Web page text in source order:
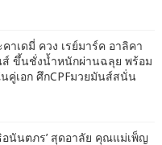
าเดมี่ ควง เรย์มาร์ค อาลิคา
ขึ้นชั่งน้ำหนักผ่านฉลุย พร้อม
คู่เอก ศึกCPFมวยมันส์สนั่น
อนันตภร’ สุดอาลัย คุณแม่เพ็ญ